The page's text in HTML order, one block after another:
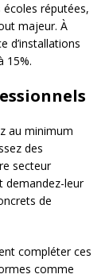
réputées,
majeur. À
d’installations
15%.
au minimum
des
secteur
demandez-leur
de
compléter ces
comme